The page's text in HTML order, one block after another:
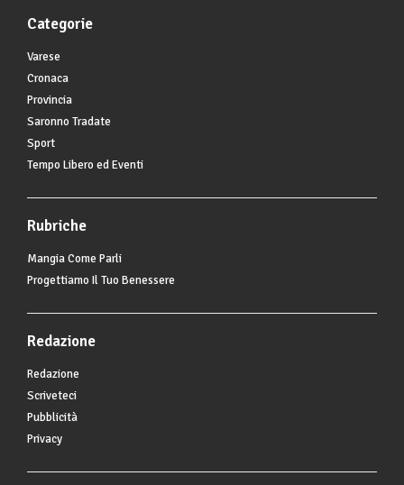
Categorie
Varese
Cronaca
Provincia
Saronno Tradate
Sport
Tempo Libero ed Eventi
Rubriche
Mangia Come Parli
Progettiamo Il Tuo Benessere
Redazione
Redazione
Scriveteci
Pubblicità
Privacy